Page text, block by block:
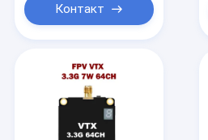
Продукция
О Компании
Контакт